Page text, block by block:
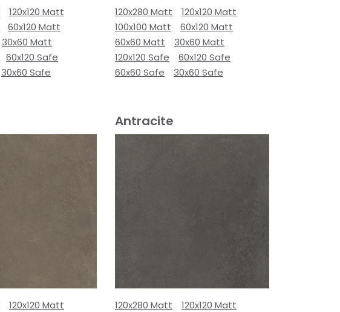
120x120 Matt
60x120 Matt
30x60 Matt
60x120 Safe
30x60 Safe
120x280 Matt
120x120 Matt
100x100 Matt
60x120 Matt
60x60 Matt
30x60 Matt
120x120 Safe
60x120 Safe
60x60 Safe
30x60 Safe
120x120 Matt
Antracite
120x280 Matt
120x120 Matt